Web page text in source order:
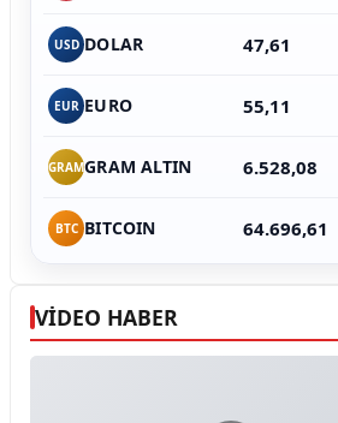
USD DOLAR 47,61
EUR EURO 55,11
GRAMGRAM ALTIN 6.528,08
BTC BITCOIN 64.696,61
VİDEO HABER